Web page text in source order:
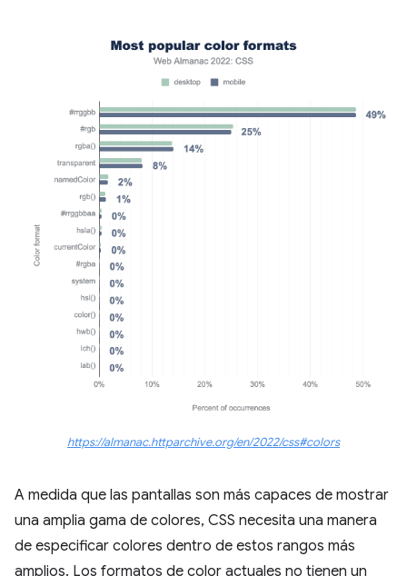
https://almanac.httparchive.org/en/2022/css#colors
A medida que las pantallas son más capaces de mostrar
una amplia gama de colores, CSS necesita una manera
de especificar colores dentro de estos rangos más
amplios. Los formatos de color actuales no tienen un